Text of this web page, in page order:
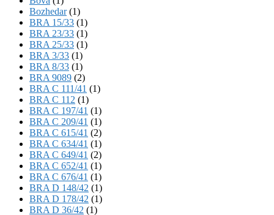
Bozhedar(1)
BRA 15/33 (1)
BRA 23/33 (1)
BRA 25/33 (1)
BRA 3/33 (1)
BRA 8/33 (1)
BRA 9089 (2)
BRA C 111/41 (1)
BRA C 112 (1)
BRA C 197/41 (1)
BRA C 209/41 (1)
BRA C 615/41 (2)
BRA C 634/41 (1)
BRA C 649/41 (2)
BRA C 652/41 (1)
BRA C 676/41 (1)
BRA D 148/42 (1)
BRA D 178/42 (1)
BRA D 36/42 (1)